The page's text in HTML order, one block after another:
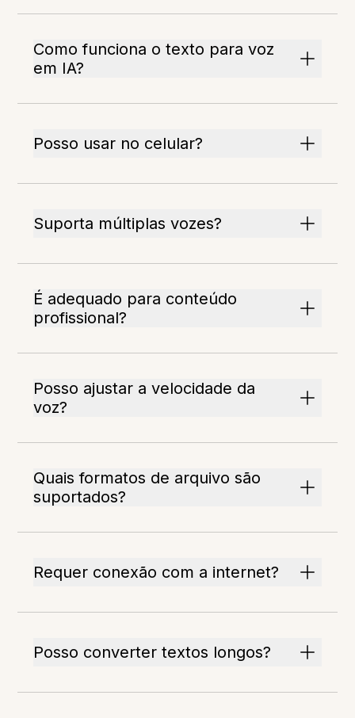
Como funciona o texto para voz
em IA?
Posso usar no celular?
Suporta múltiplas vozes?
É adequado para conteúdo
profissional?
Posso ajustar a velocidade da
voz?
Quais formatos de arquivo são
suportados?
Requer conexão com a internet?
Posso converter textos longos?